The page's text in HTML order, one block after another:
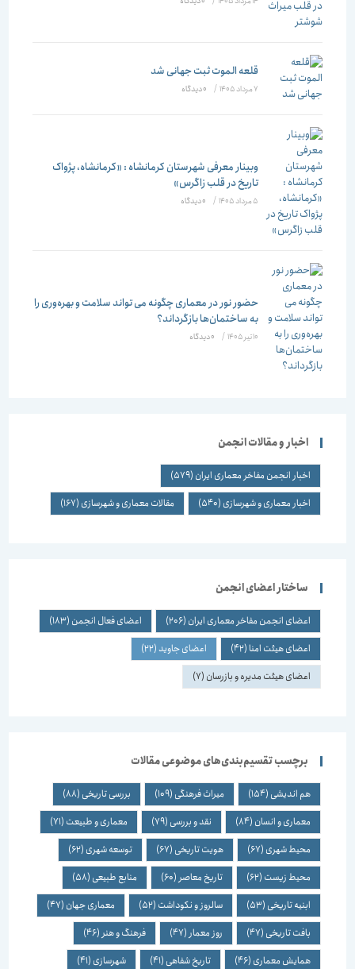
قلعه الموت ثبت جهانی شد
/ ۰ دیدگاه
وبینار معرفی شهرستان کرمانشاه : «کرمانشاه، پژواک
تاریخ در قلب زاگرس»
/ ۰ دیدگاه
حضور نور در معماری چگونه می تواند سلامت و بهره‌وری را
به ساختمان‌ها بازگرداند؟
/ ۰ دیدگاه
اخبار و مقالات انجمن
اخبار انجمن مفاخر معماری ایران(579)
اخبار معماری و شهرسازی(540) مقالات معماری و شهرسازی(167)
ساختار اعضای انجمن
اعضای انجمن مفاخر معماری ایران(206) اعضای فعال انجمن(183)
اعضای هیئت امنا (42) اعضای جاوید(22)
اعضای هیئت مدیره و بازرسان(7)
برچسب تقسیم‌بندی‌های موضوعی مقالات
هم اندیشی(154) میراث فرهنگی(109) بررسی تاریخی(88)
معماری و انسان(84) نقد و بررسی(79) معماری و طبیعت(71)
محیط شهری(67) هویت تاریخی(67) توسعه شهری(62)
محیط زیست(62) تاریخ معاصر(60) منابع طبیعی(58)
ابنیه تاریخی(53) سالروز و نکوداشت(52) معماری جهان(47)
بافت تاریخی(47) روز معمار(47) فرهنگ و هنر(46)
همایش معماری(46) تاریخ شفاهی(41) شهرسازی(41)